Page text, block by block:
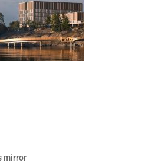
mirror